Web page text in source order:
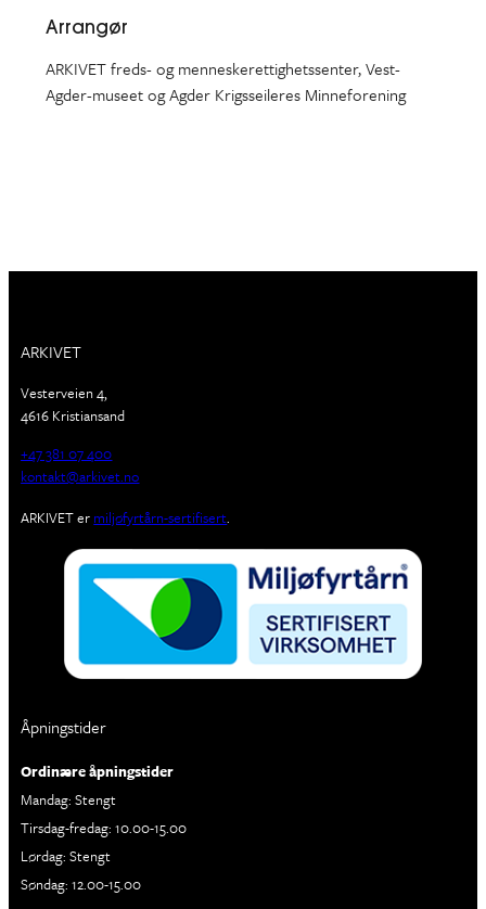
Arrangør
ARKIVET freds- og menneskerettighetssenter, Vest-
Agder-museet og Agder Krigsseileres Minneforening
ARKIVET
Vesterveien 4,
4616 Kristiansand
+47 381 07 400
kontakt@arkivet.no
ARKIVET er miljøfyrtårn-sertifisert.
Åpningstider
Ordinære åpningstider
Mandag: Stengt
Tirsdag-fredag: 10.00-15.00
Lørdag: Stengt
Søndag: 12.00-15.00